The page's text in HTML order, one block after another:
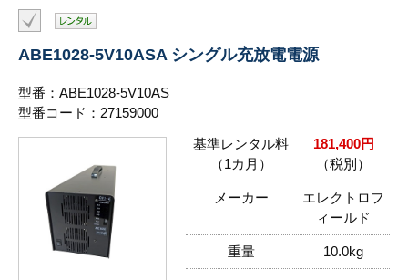
ABE1028-5V10ASA シングル充放電電源
型番：ABE1028-5V10AS
型番コード：27159000
基準レンタル料
（1カ月）
181,400円
（税別）
メーカー
エレクトロフ
ィールド
重量 10.0kg